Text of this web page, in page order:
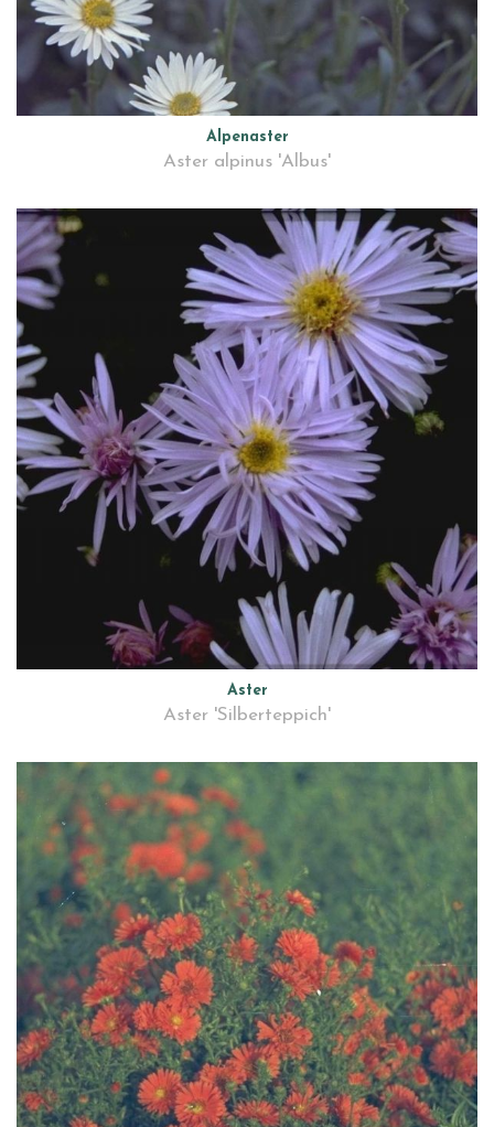
Alpenaster
Aster alpinus 'Albus'
Aster
Aster 'Silberteppich'